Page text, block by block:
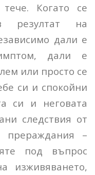
Когато се
резултат на
дали е
дали е
или просто се
си и спокойни
си и неговата
следствия от
прераждания –
под въпрос
изживяването,